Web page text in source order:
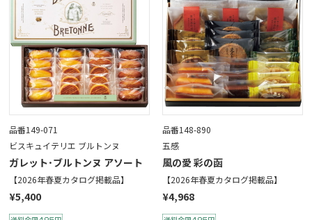
品番149-071
ビスキュイテリエ ブルトンヌ
ガレット･ブルトンヌ アソート
【2026年春夏カタログ掲載品】
¥5,400
品番148-890
五感
風の愛 彩の函
【2026年春夏カタログ掲載品】
¥4,968